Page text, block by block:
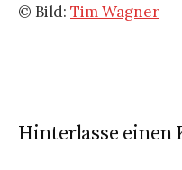
© Bild: Tim Wagner
Hinterlasse einen